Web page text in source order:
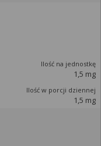
1,5 mg
1,5 mg